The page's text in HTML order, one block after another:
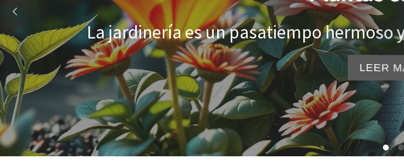
Al cultivar plantas en el interior, es
...
LEER